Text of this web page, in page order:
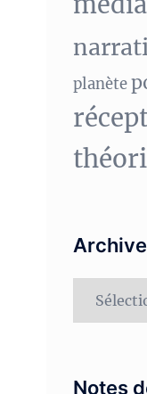
planète
Notes